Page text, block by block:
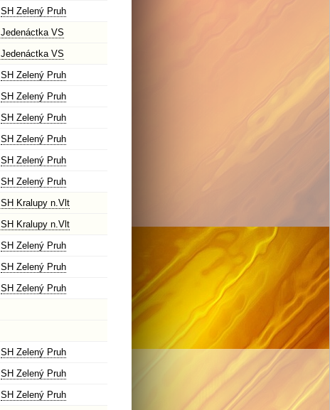
SH Zelený Pruh
Jedenáctka VS
Jedenáctka VS
SH Zelený Pruh
SH Zelený Pruh
SH Zelený Pruh
SH Zelený Pruh
SH Zelený Pruh
SH Zelený Pruh
SH Kralupy n.Vlt
SH Kralupy n.Vlt
SH Zelený Pruh
SH Zelený Pruh
SH Zelený Pruh
SH Zelený Pruh
SH Zelený Pruh
SH Zelený Pruh